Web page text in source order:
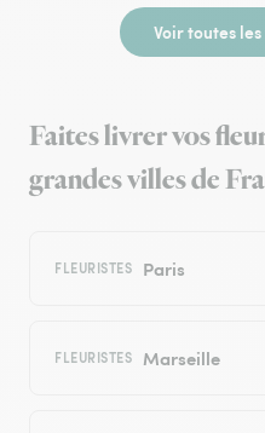
Voir toutes
Faites livrer vos
grandes villes de
FLEURISTES Paris
FLEURISTES Marseille